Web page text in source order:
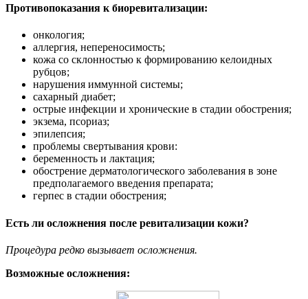
Противопоказания к биоревитализации:
онкология;
аллергия, непереносимость;
кожа со склонностью к формированию келоидных
рубцов;
нарушения иммунной системы;
сахарный диабет;
острые инфекции и хронические в стадии обострения;
экзема, псориаз;
эпилепсия;
проблемы свертывания крови:
беременность и лактация;
обострение дерматологического заболевания в зоне
предполагаемого введения препарата;
герпес в стадии обострения;
Есть ли осложнения после ревитализации кожи?
Процедура редко вызывает осложнения.
Возможные осложнения: